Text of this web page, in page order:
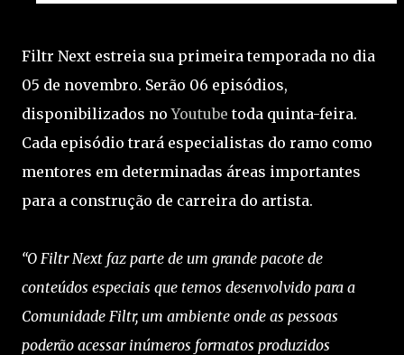
Filtr Next estreia sua primeira temporada no dia
05 de novembro. Serão 06 episódios,
disponibilizados noYoutube toda quinta-feira.
Cada episódio trará especialistas do ramo como
mentores em determinadas áreas importantes
para a construção de carreira do artista.
“O Filtr Next faz parte de um grande pacote de
conteúdos especiais que temos desenvolvido para a
Comunidade Filtr, um ambiente onde as pessoas
poderão acessar inúmeros formatos produzidos